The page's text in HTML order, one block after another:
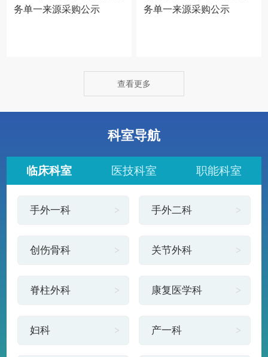
务单一来源采购公示
务单一来源采购公示
查看更多
科室导航
临床科室 医技科室 职能科室
手外一科 手外二科
创伤骨科 关节外科
脊柱外科 康复医学科
妇科 产一科